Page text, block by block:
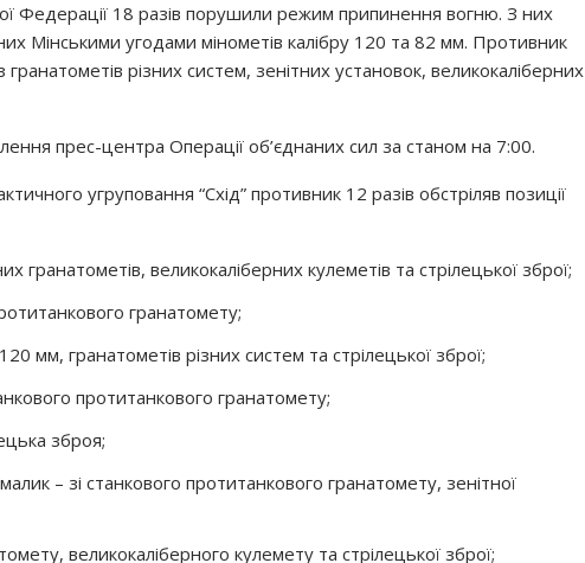
Федерації 18 разів порушили режим припинення вогню. З них
Мінськими угодами мінометів калібру 120 та 82 мм. Противник
різних систем, зенітних установок, великокаліберних
прес-центра Операції об’єднаних сил за станом на 7:00.
угруповання “Схід” противник 12 разів обстріляв позиції
гранатометів, великокаліберних кулеметів та стрілецької зброї;
гранатомету;
мм, гранатометів різних систем та стрілецької зброї;
протитанкового гранатомету;
зброя;
– зі станкового протитанкового гранатомету, зенітної
великокаліберного кулемету та стрілецької зброї;